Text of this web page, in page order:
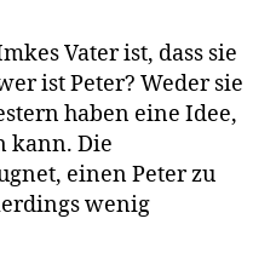
Vater ist, dass sie
ist Peter? Weder sie
haben eine Idee,
kann. Die
einen Peter zu
wenig